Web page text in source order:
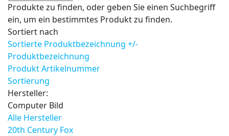
Produkte zu finden, oder geben Sie einen Suchbegriff
ein, um ein bestimmtes Produkt zu finden.
Sortiert nach
Sortierte Produktbezeichnung +/-
Produktbezeichnung
Produkt Artikelnummer
Sortierung
Hersteller:
Computer Bild
Alle Hersteller
20th Century Fox